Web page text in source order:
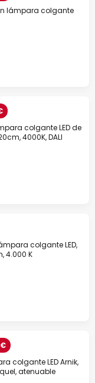
lámpara colgante
colgante LED de
4000K, DALI
colgante LED,
4.000 K
colgante LED Arnik,
atenuable